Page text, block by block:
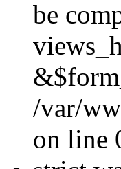
be
/var/
on line